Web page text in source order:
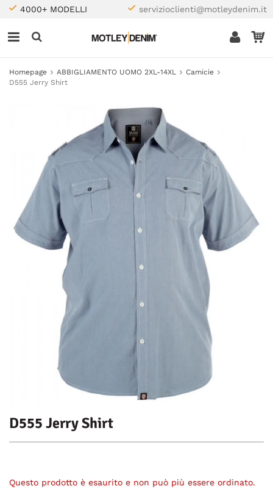
4000+ MODELLI servizioclienti@motleydenim.it
Homepage ABBIGLIAMENTO UOMO 2XL-14XL
Camicie
D555 Jerry Shirt
D555 Jerry Shirt
Questo prodotto è esaurito e non può più essere ordinato.